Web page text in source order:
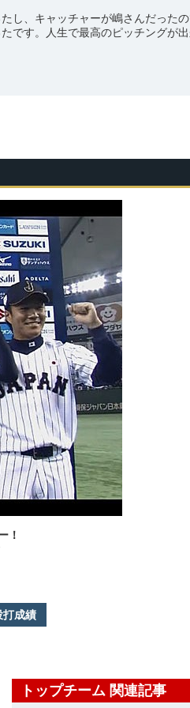
し、キャッチャーが嶋さんだった
です。人生で最高のピッチングが出
！
打成績
トップチーム 関連記事